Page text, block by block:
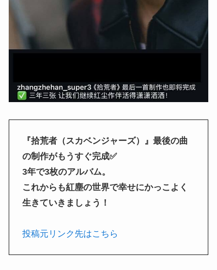
『拾荒者（スカベンジャーズ）』最後の曲
の制作がもうすぐ完成✅
3年で3枚のアルバム。
これからも紅塵の世界で幸せにかっこよく
生きていきましょう！
投稿元リンク先はこちら